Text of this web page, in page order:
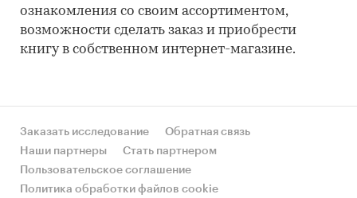
ознакомления со своим ассортиментом,
возможности сделать заказ и приобрести
книгу в собственном интернет-магазине.
Заказать исследование
Обратная связь
Наши партнеры
Стать партнером
Пользовательское соглашение
Политика обработки файлов cookie